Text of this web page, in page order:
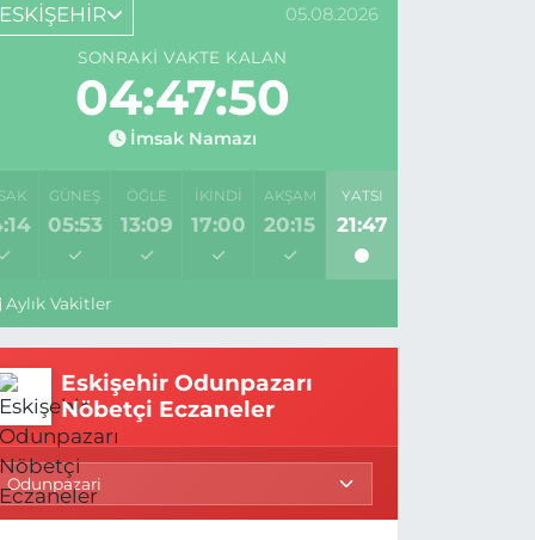
ESKİŞEHİR 05.08.2026
SONRAKI VAKTE KALAN
04:47:49
İmsak Namazı
GÜNEŞ
05:53
ÖĞLE
13:09
İKINDI
17:00
AKŞAM
20:15
YATSI
21:47
Aylık Vakitler
Eskişehir Odunpazarı
Nöbetçi Eczaneler